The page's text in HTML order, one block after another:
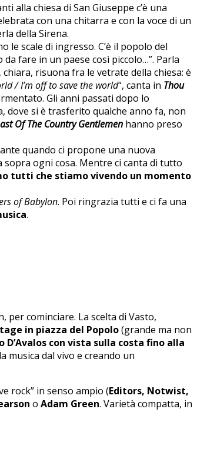
alla chiesa di San Giuseppe c’è una
con una chitarra e con la voce di un
della Sirena.
le scale di ingresso. C’è il popolo del
fare in un paese così piccolo…”. Parla
chiara, risuona fra le vetrate della chiesa: è
/ I’m off to save the world“, canta in Thou
Gli anni passati dopo lo
dove si è trasferito qualche anno fa, non
Of The Country Gentlemen hanno preso
quando ci propone una nuova
sopra ogni cosa. Mentre ci canta di tutto
tutti che stiamo vivendo un momento
of Babylon. Poi ringrazia tutti e ci fa una
.
per cominciare. La scelta di Vasto,
in piazza del Popolo(grande ma non
con vista sulla costa fino alla
musica dal vivo e creando un
rock” in senso ampio (Editors, Notwist,
o Adam Green. Varietà compatta, in